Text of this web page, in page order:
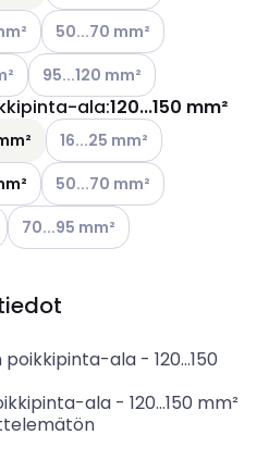
vaihtoehdotolevat vaihtoehdot
Katso käytettävissä olevat
50...70 mm²
vaihtoehdotolevat vaihtoehdot
Katso käytettävissä olevat
95...120 mm²
ala:120...150 mm²
vaihtoehdot
Katso käytettävissä olevat
16...25 mm²
vaihtoehdot
Katso käytettävissä olevat
50...70 mm²
olevat vaihtoehdot
Katso käytettävissä olevat
70...95 mm²
poikkipinta-ala- 120...150
ala- 120...150 mm²